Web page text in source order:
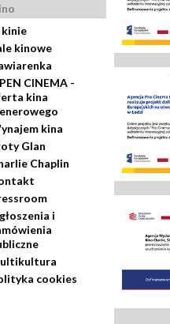
kinie
kinowe
CINEMA -
kina
kina
Glan
Chaplin
i
cookies